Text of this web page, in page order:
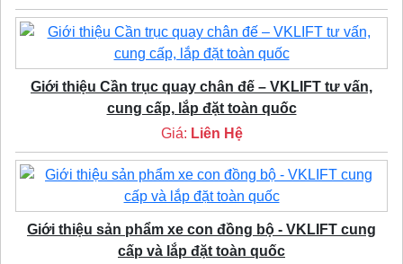
Giới thiệu Cần trục quay chân đế – VKLIFT tư vấn,
cung cấp, lắp đặt toàn quốc
Giá: Liên Hệ
Giới thiệu sản phẩm xe con đồng bộ - VKLIFT cung
cấp và lắp đặt toàn quốc